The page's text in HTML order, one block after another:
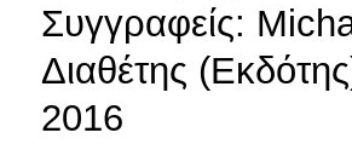
Συγγραφείς:
Διαθέτης
2016